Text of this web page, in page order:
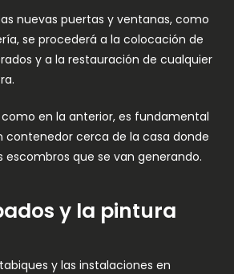
nuevas puertas y ventanas, como
se procederá a la colocación de
y a la restauración de cualquier
en la anterior, es fundamental
contenedor cerca de la casa donde
escombros que se van generando.
y la pintura
y las instalaciones en